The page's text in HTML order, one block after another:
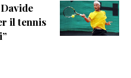
il tennis